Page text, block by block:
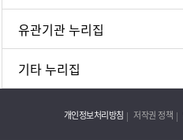
유관기관 누리집
기타 누리집
개인정보처리방침 저작권 정책